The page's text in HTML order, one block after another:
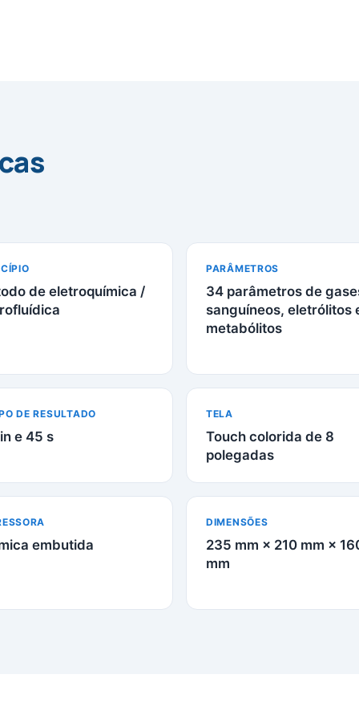
de eletroquímica /
PARÂMETROS
34 parâmetros de
sanguíneos, eletrólitos
metabólitos
DE RESULTADO
e 45 s
TELA
Touch colorida de 8
polegadas
embutida
DIMENSÕES
235 mm × 210 mm ×
mm